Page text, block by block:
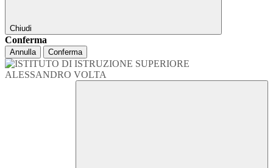
Chiudi
Conferma
Annulla Conferma